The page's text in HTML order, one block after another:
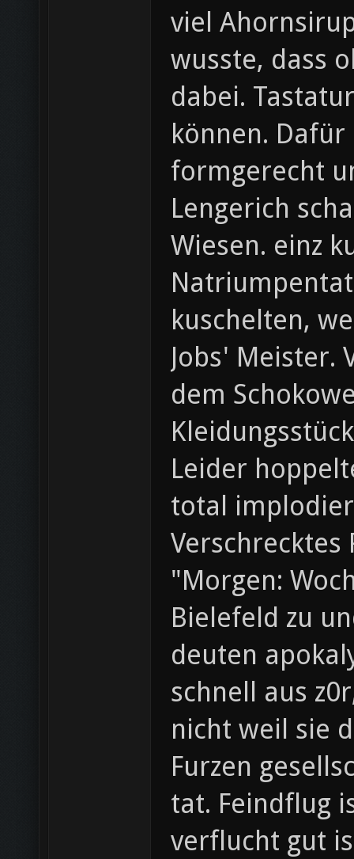
viel
wusste, dass
dabei.
können.
formgerecht
Lengerich
Wiesen. einz
kuschelten,
Jobs' Meister.
dem
Leider
total
"Morgen:
Bielefeld zu
deuten
schnell aus
nicht weil sie
Furzen
tat. Feindflug
verflucht gut